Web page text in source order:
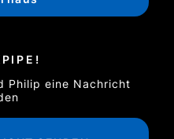
Philip eine Nachricht